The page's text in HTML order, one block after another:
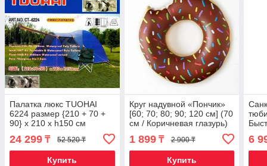
Палатка люкс TUOHAI
6224 размер {210 + 70 +
90} х 210 х h150 см
24 299 ₸ 52 520 ₸
Купить
Круг надувной «Пончик»
[60; 70; 80; 90; 120 см] (70
см / Коричневая глазурь)
1 899₸ 2 900 ₸
Купить
(90
6